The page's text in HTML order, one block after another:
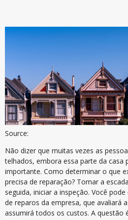
Source:
Não dizer que muitas vezes as
telhados, embora essa parte da casa
importante. Como determinar o que
precisa de reparação? Tomar a
seguida, iniciar a inspeção. Você
de reparos da empresa, que avaliará
assumirá todos os custos. A questão